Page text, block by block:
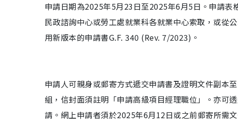
申請日期為2025年5月23日至2025年6月5日。申請
民政諮詢中心或勞工處就業科各就業中心索取，或
用新版本的申請書G.F. 340 (Rev. 7/2023)。
申請人可親身或郵寄方式遞交申請書及證明文件副本
組，信封面須註明「申請高級項目經理職位」。亦
請。網上申請者須於2025年6月12日或之前郵寄所需